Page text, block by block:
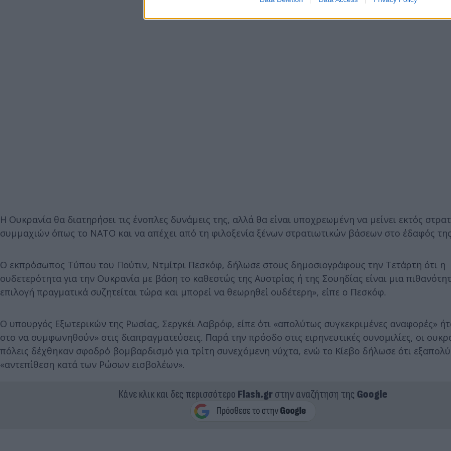
Η Ουκρανία θα διατηρήσει τις ένοπλες δυνάμεις της, αλλά θα είναι υποχρεωμένη να μείνει εκτός
συμμαχιών όπως το ΝΑΤΟ και να απέχει από τη φιλοξενία ξένων στρατιωτικών βάσεων στο έδαφός
Ο εκπρόσωπος Τύπου του Πούτιν, Ντμίτρι Πεσκόφ, δήλωσε στους δημοσιογράφους την Τετάρτη ότι η
ουδετερότητα για την Ουκρανία με βάση το καθεστώς της Αυστρίας ή της Σουηδίας είναι μια
επιλογή πραγματικά συζητείται τώρα και μπορεί να θεωρηθεί ουδέτερη», είπε ο Πεσκόφ.
Ο υπουργός Εξωτερικών της Ρωσίας, Σεργκέι Λαβρόφ, είπε ότι «απολύτως συγκεκριμένες αναφορές»
στο να συμφωνηθούν» στις διαπραγματεύσεις. Παρά την πρόοδο στις ειρηνευτικές συνομιλίες, οι
πόλεις δέχθηκαν σφοδρό βομβαρδισμό για τρίτη συνεχόμενη νύχτα, ενώ το Κίεβο δήλωσε ότι
«αντεπίθεση κατά των Ρώσων εισβολέων».
Κάνε κλικ και δες περισσότερο Flash.grστην αναζήτηση της Google